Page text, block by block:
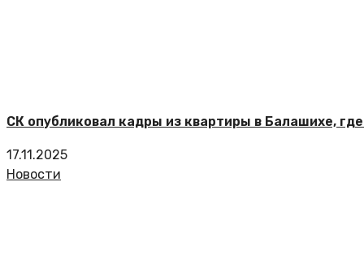
СК опубликовал кадры из квартиры в Балашихе,
17.11.2025
Новости